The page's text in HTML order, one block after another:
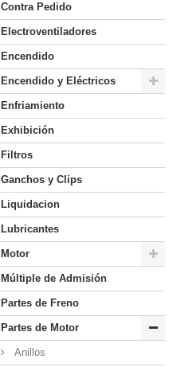
Contra Pedido
Electroventiladores
Encendido
Encendido y Eléctricos
Enfriamiento
Exhibición
Filtros
Ganchos y Clips
Liquidacion
Lubricantes
Motor
Múltiple de Admisión
Partes de Freno
Partes de Motor
Anillos